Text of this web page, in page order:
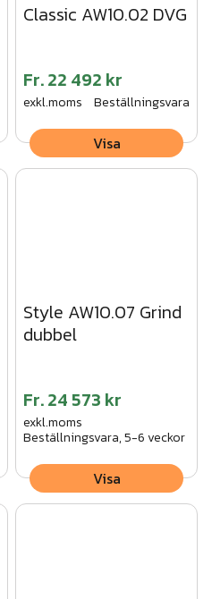
Classic AW10.02 DVG
Fr.22 492 kr
exkl.moms Beställningsvara
Visa
Style AW10.07 Grind
dubbel
Fr.24 573 kr
exkl.moms
Beställningsvara, 5-6 veckor
Visa